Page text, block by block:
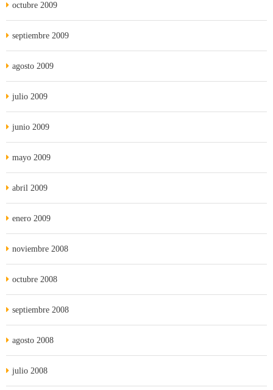
octubre 2009
septiembre 2009
agosto 2009
julio 2009
junio 2009
mayo 2009
abril 2009
enero 2009
noviembre 2008
octubre 2008
septiembre 2008
agosto 2008
julio 2008